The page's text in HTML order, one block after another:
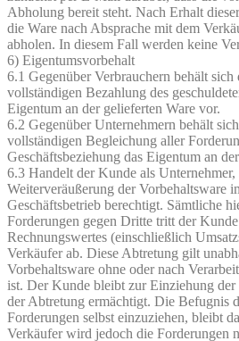
Abholung bereit steht. Nach Erhalt
die Ware nach Absprache mit dem
abholen. In diesem Fall werden keine
6) Eigentumsvorbehalt
6.1 Gegenüber Verbrauchern behält
vollständigen Bezahlung des
Eigentum an der gelieferten Ware vor.
6.2 Gegenüber Unternehmern behält
vollständigen Begleichung aller
Geschäftsbeziehung das Eigentum an
6.3 Handelt der Kunde als Unternehmer,
Weiterveräußerung der Vorbehaltsware
Geschäftsbetrieb berechtigt. Sämtliche
Forderungen gegen Dritte tritt der
Rechnungswertes (einschließlich
Verkäufer ab. Diese Abtretung gilt
Vorbehaltsware ohne oder nach
ist. Der Kunde bleibt zur Einziehung der
der Abtretung ermächtigt. Die Befugnis
Forderungen selbst einzuziehen, bleibt
Verkäufer wird jedoch die Forderungen